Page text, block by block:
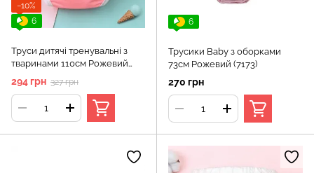
−10%
6
Труси дитячі тренувальні з
тваринами 110см Рожевий
294 грн 327 грн
6
Трусики Baby з оборками
73см Рожевий (7173)
270 грн